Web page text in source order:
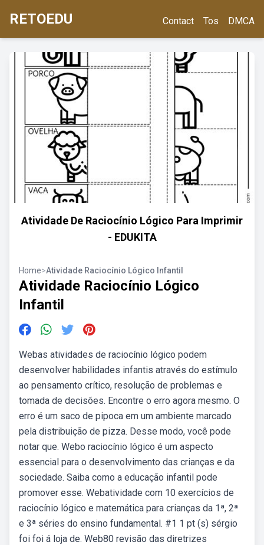
RETOEDU Contact Tos DMCA
Atividade De Raciocínio Lógico Para Imprimir
- EDUKITA
Home>Atividade Raciocínio Lógico Infantil
Atividade Raciocínio Lógico
Infantil
Webas atividades de raciocínio lógico podem
desenvolver habilidades infantis através do estímulo
ao pensamento crítico, resolução de problemas e
tomada de decisões. Encontre o erro agora mesmo. O
erro é um saco de pipoca em um ambiente marcado
pela distribuição de pizza. Desse modo, você pode
notar que. Webo raciocínio lógico é um aspecto
essencial para o desenvolvimento das crianças e da
sociedade. Saiba como a educação infantil pode
promover esse. Webatividade com 10 exercícios de
raciocínio lógico e matemática para crianças da 1ª, 2ª
e 3ª séries do ensino fundamental. #1 1 pt (s) sérgio
foi foi á loja de. Web80 revisão das diretrizes